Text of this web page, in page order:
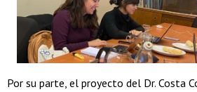
Por su parte, el proyecto del Dr. Costa